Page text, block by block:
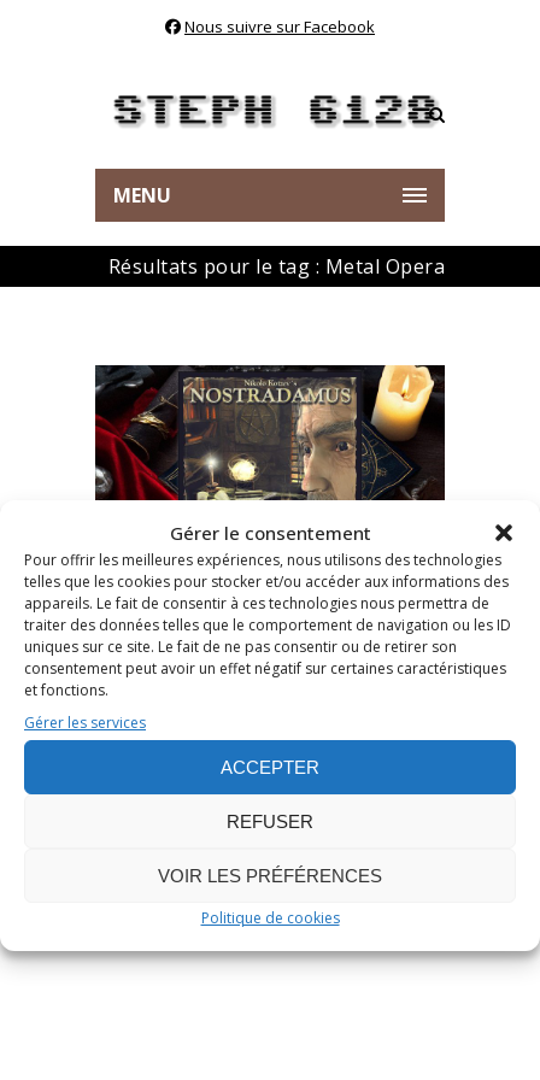
Gérer le consentement
Pour offrir les meilleures expériences, nous utilisons des technologies
telles que les cookies pour stocker et/ou accéder aux informations des
appareils. Le fait de consentir à ces technologies nous permettra de
traiter des données telles que le comportement de navigation ou les ID
uniques sur ce site. Le fait de ne pas consentir ou de retirer son
consentement peut avoir un effet négatif sur certaines caractéristiques
et fonctions.
Gérer les services
ACCEPTER
REFUSER
VOIR LES PRÉFÉRENCES
Politique de cookies
Nous suivre sur Facebook
MENU
Résultats pour le tag : Metal Opera
Publié le 15 Mai 2003 /
0
/
Stéphane JAILLIARD
NIKOLO KOTZEV’S NOSTRADA
MUS : CHRONIQUE DE L’ALBUM
Chronique d'album,Metal Opera